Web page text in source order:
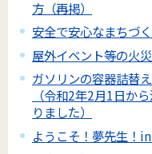
方（再掲）
安全で安心なまちづ
屋外イベント等の火
ガソリンの容器詰替
（令和2年2月1日か
りました）
ようこそ！夢先生！